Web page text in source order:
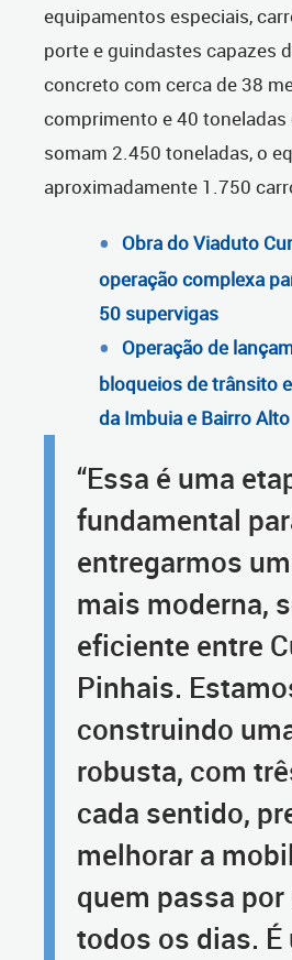
equipamentos especiais,
porte e guindastes capazes
concreto com cerca de 38
comprimento e 40 toneladas
somam 2.450 toneladas, o
aproximadamente 1.750
Obra do Viaduto
operação complexa
50 supervigas
Operação de
bloqueios de trânsito
da Imbuia e Bairro Alto
“Essa é uma
fundamental
entregarmos
mais moderna,
eficiente entre
Pinhais.
construindo
robusta, com
cada sentido,
melhorar a
quem passa
todos os dias. É